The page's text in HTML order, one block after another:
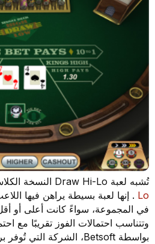
تُشبه لعبة Draw Hi-Lo النسخة الكلاسيكية من
Lo. إنها لعبة بسيطة يراهن فيها
في المجموعة، سواءً كانت أعلى أو أقل
وتتناسب احتمالات الفوز تقريبًا مع
بواسطة Betsoft، الشركة التي تُوفر برامج لكازينوهات الإنترنت.